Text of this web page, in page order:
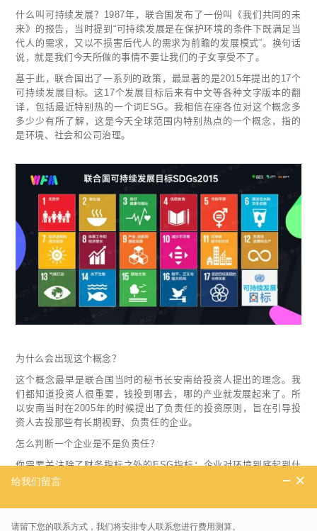
什么叫可持续发展？1987年，联合国发布了一份叫《我们共同的未
来》的报告，当时提到“可持续发展是在保护环境的条件下既满足当
代人的需求，又以不损害后代人的需求为前瞻的发展模式”。换句话
说，就是我们今天所做的事情不要让我们的子女享受不了。
基于此，联合国出了一系列的政策，最显著的是2015年提出的17个
可持续发展目标。这17个发展目标后来有中文等各种文字版本的翻
译，包括最近特别热的一个词ESG。我相信在座各位对这个概念多
多少少有所了解，这是今天全球范围内特别热点的一个概念，指的
是环境、社会和公司治理。
为什么会出现这个概念？
这个概念最早是联合国当时的秘书长安南给投资人提出的理念。我
们都知道投资人很重要，钱投到哪去，哪的产业就发展起来了。所
以安南当时在2005年的时候提出了负责任的投资原则，旨在引导投
资人去投那些有长期视野、负责任的企业。
怎么判断一个企业是不是负责任？
你需要关注除了财务指标之外的ESG指标：企业对环境到底起到什
么样的作用，公司是不是以人为本，治理是不是严谨规范？今天，
告，投资人要看企业的ESG评估指标。即使你是一家没有上市的公
司，如果关注ESG，可以助力你形成更好的竞争优势。